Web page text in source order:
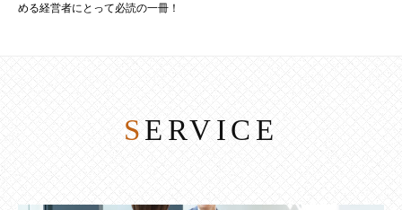
める経営者にとって必読の一冊！
SERVICE